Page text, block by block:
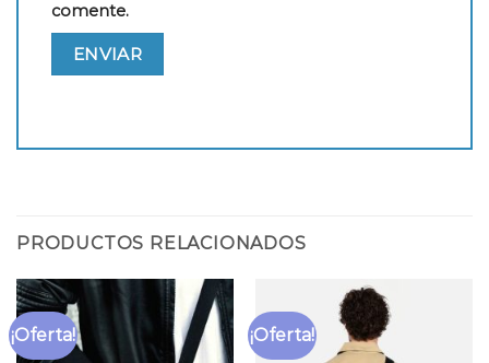
comente.
PRODUCTOS RELACIONADOS
¡Oferta! ¡Oferta!